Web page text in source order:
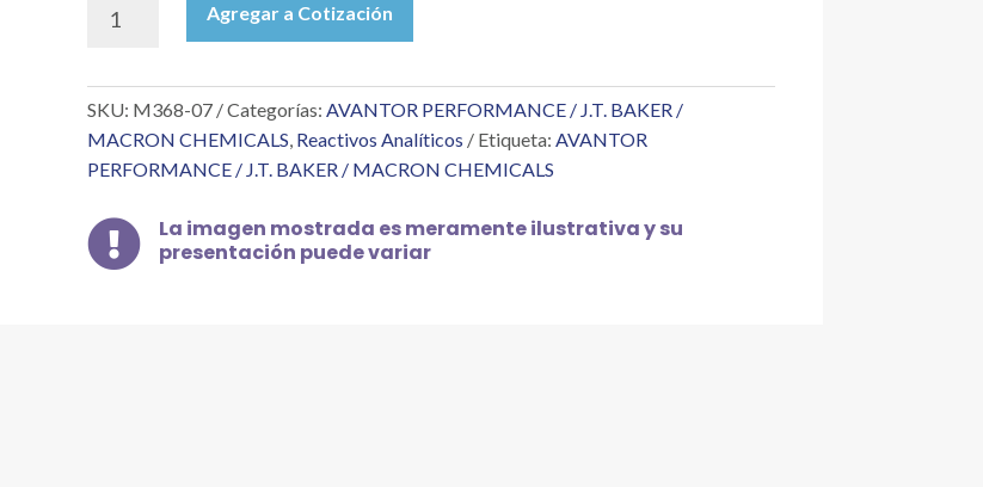
FLORISIL
(60-
100
MALLA)
G
cantidad
Agregar a Cotización
SKU: M368-07 Categorías:AVANTOR PERFORMANCE / J.T. BAKER /
MACRON CHEMICALS, Reactivos Analíticos Etiqueta:AVANTOR
PERFORMANCE / J.T. BAKER / MACRON CHEMICALS

La imagen mostrada es meramente ilustrativa y su
presentación puede variar